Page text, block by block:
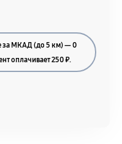
за МКАД (до 5 км) — 0
оплачивает 250 ₽.